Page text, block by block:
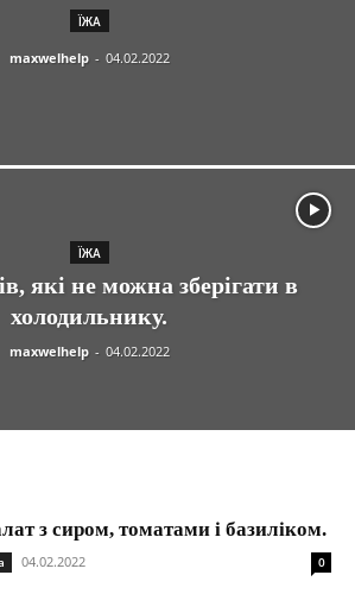
ЇЖА
maxwelhelp - 04.02.2022
ЇЖА
які не можна зберігати в
холодильнику.
maxwelhelp - 04.02.2022
з сиром, томатами і базиліком.
04.02.2022 0